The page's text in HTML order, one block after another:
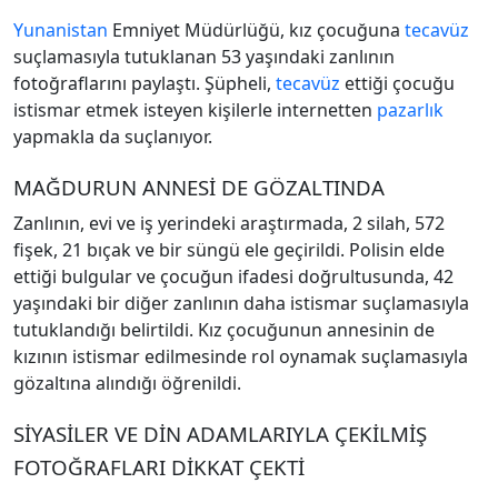
Yunanistan Emniyet Müdürlüğü, kız çocuğuna tecavüz
suçlamasıyla tutuklanan 53 yaşındaki zanlının
fotoğraflarını paylaştı. Şüpheli, tecavüz ettiği çocuğu
istismar etmek isteyen kişilerle internetten pazarlık
yapmakla da suçlanıyor.
MAĞDURUN ANNESİ DE GÖZALTINDA
Zanlının, evi ve iş yerindeki araştırmada, 2 silah, 572
fişek, 21 bıçak ve bir süngü ele geçirildi. Polisin elde
ettiği bulgular ve çocuğun ifadesi doğrultusunda, 42
yaşındaki bir diğer zanlının daha istismar suçlamasıyla
tutuklandığı belirtildi. Kız çocuğunun annesinin de
kızının istismar edilmesinde rol oynamak suçlamasıyla
gözaltına alındığı öğrenildi.
SİYASİLER VE DİN ADAMLARIYLA ÇEKİLMİŞ
FOTOĞRAFLARI DİKKAT ÇEKTİ